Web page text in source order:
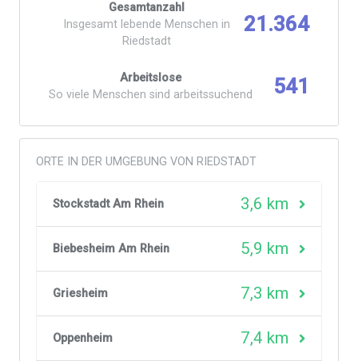
Gesamtanzahl
Insgesamt lebende Menschen in
Riedstadt
21.364
Arbeitslose
So viele Menschen sind arbeitssuchend
541
ORTE IN DER UMGEBUNG VON RIEDSTADT
Stockstadt Am Rhein 3,6 km
Biebesheim Am Rhein 5,9 km
Griesheim 7,3 km
Oppenheim 7,4 km